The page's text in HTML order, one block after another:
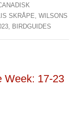
SKRÅPE, WILSONS
BIRDGUIDES
Week: 17-23